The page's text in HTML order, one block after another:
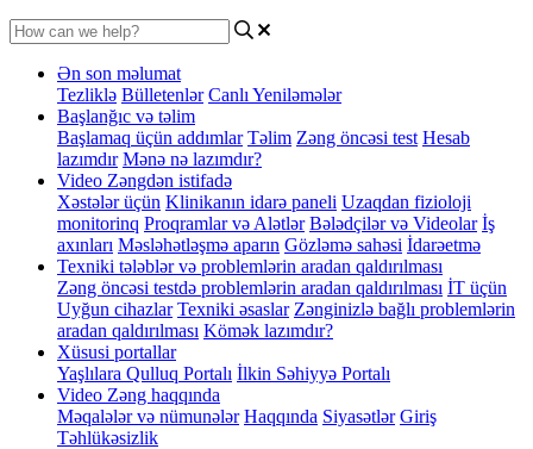
Ən son məlumat
Tezliklə Bülletenlər Canlı Yeniləmələr
Başlanğıc və təlim
Başlamaq üçün addımlar Təlim Zəng öncəsi test Hesab
lazımdır Mənə nə lazımdır?
Video Zəngdən istifadə
Xəstələr üçün Klinikanın idarə paneli Uzaqdan fizioloji
monitorinq Proqramlar və Alətlər Bələdçilər və Videolar İş
axınları Məsləhətləşmə aparın Gözləmə sahəsi İdarəetmə
Texniki tələblər və problemlərin aradan qaldırılması
Zəng öncəsi testdə problemlərin aradan qaldırılması İT üçün
Uyğun cihazlar Texniki əsaslar Zənginizlə bağlı problemlərin
aradan qaldırılması Kömək lazımdır?
Xüsusi portallar
Yaşlılara Qulluq Portalı İlkin Səhiyyə Portalı
Video Zəng haqqında
Məqalələr və nümunələr Haqqında Siyasətlər Giriş
Təhlükəsizlik